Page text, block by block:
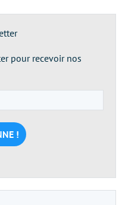
pour recevoir nos